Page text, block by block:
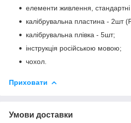
елементи живлення,
калібрувальна пластина - 2шт
калібрувальна плівка - 5шт;
інструкція російською мовою;
чохол.
Приховати
Умови доставки